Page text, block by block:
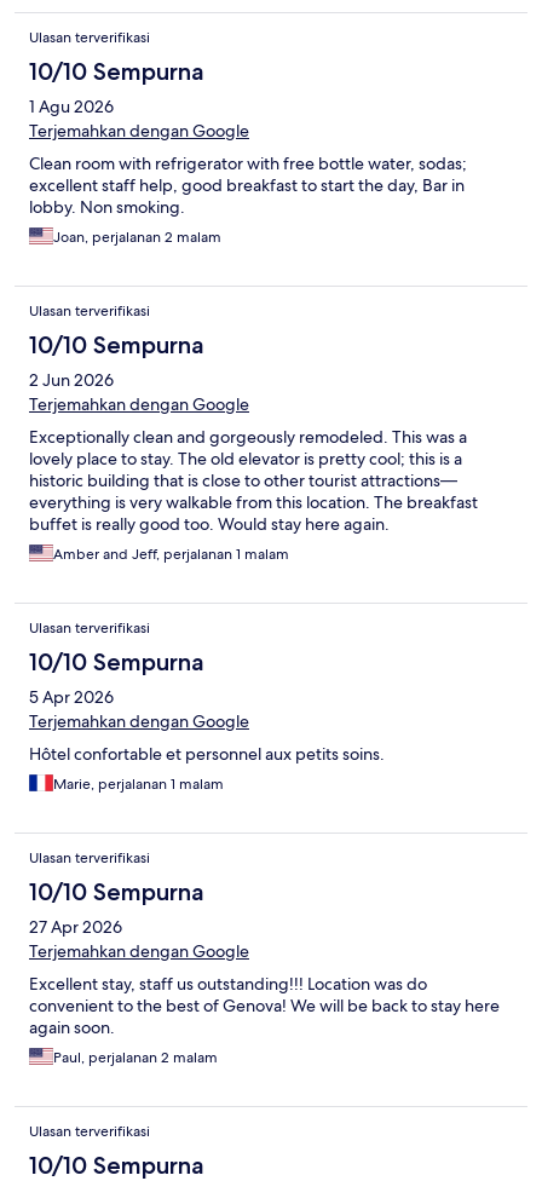
Ulasan terverifikasi
10/10 Sempurna
1 Agu 2026
Terjemahkan dengan Google
Clean room with refrigerator with free bottle water, sodas;
excellent staff help, good breakfast to start the day, Bar in
lobby. Non smoking.
Joan, perjalanan 2 malam
Ulasan terverifikasi
10/10 Sempurna
2 Jun 2026
Terjemahkan dengan Google
Exceptionally clean and gorgeously remodeled. This was a
lovely place to stay. The old elevator is pretty cool; this is a
historic building that is close to other tourist attractions—
everything is very walkable from this location. The breakfast
buffet is really good too. Would stay here again.
Amber and Jeff, perjalanan 1 malam
Ulasan terverifikasi
10/10 Sempurna
5 Apr 2026
Terjemahkan dengan Google
Hôtel confortable et personnel aux petits soins.
Marie, perjalanan 1 malam
Ulasan terverifikasi
10/10 Sempurna
27 Apr 2026
Terjemahkan dengan Google
Excellent stay, staff us outstanding!!! Location was do
convenient to the best of Genova! We will be back to stay here
again soon.
Paul, perjalanan 2 malam
Ulasan terverifikasi
10/10 Sempurna